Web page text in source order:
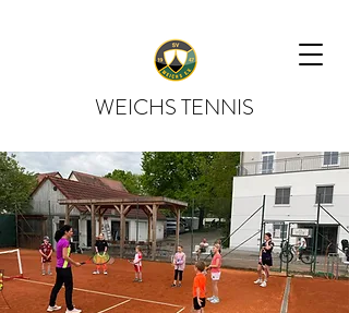
WEICHS TENNIS